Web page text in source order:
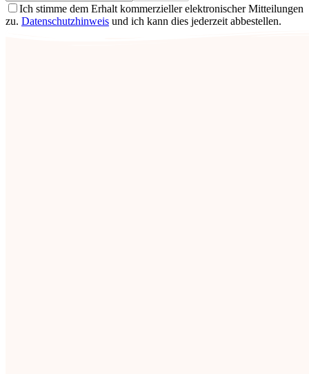
Ich stimme dem Erhalt kommerzieller elektronischer Mitteilungen
zu. Datenschutzhinweis und ich kann dies jederzeit abbestellen.